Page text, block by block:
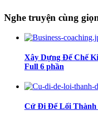
Nghe truyện cùng
Xây Dựng Đế Chế
Full 6 phần
Cứ Đi Để Lối